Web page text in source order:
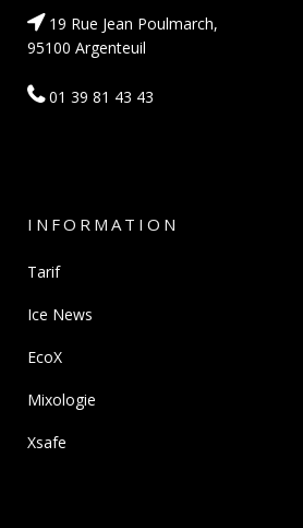
19 Rue Jean Poulmarch,
95100 Argenteuil
01 39 81 43 43
INFORMATION
Tarif
Ice News
EcoX
Mixologie
Xsafe